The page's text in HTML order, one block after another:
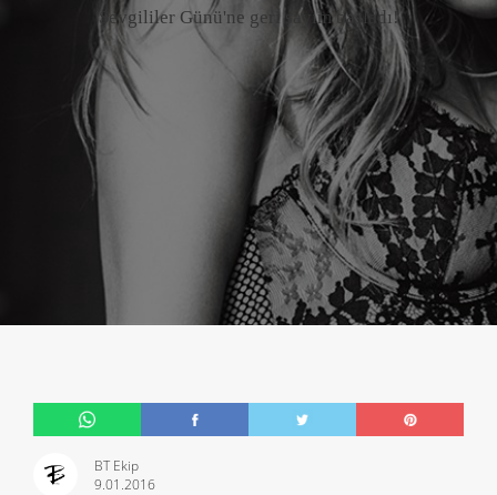
Sevgililer Günü'ne geri sayım başladı!
BT Ekip
9.01.2016